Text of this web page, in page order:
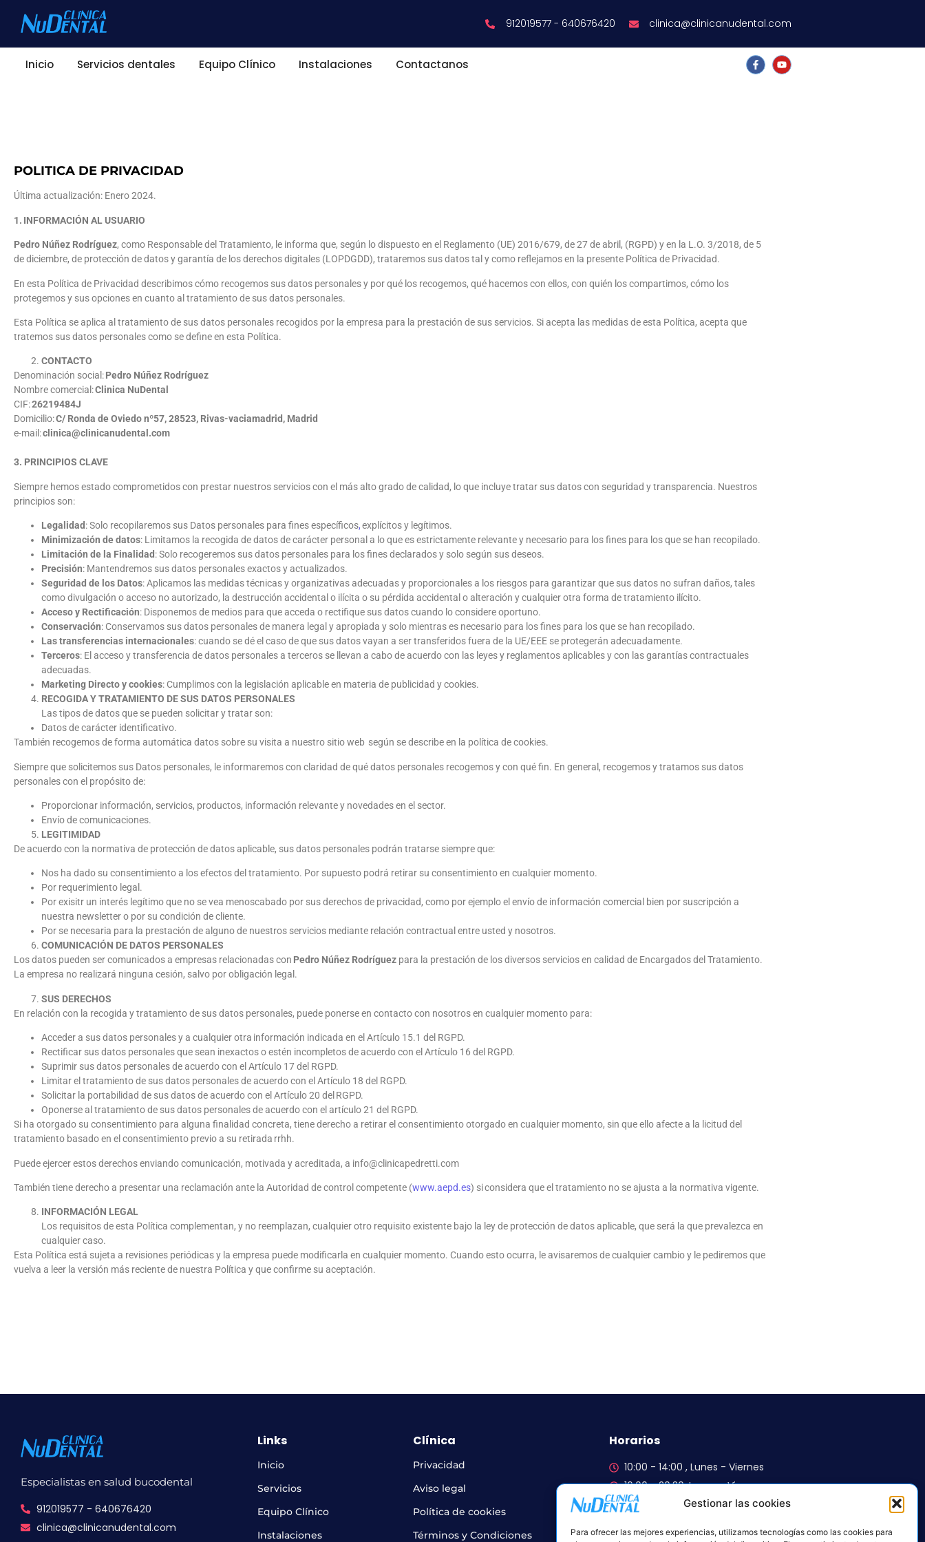
Gestionar las cookies
Para ofrecer las mejores experiencias, utilizamos tecnologías como las cookies para
912019577 - 640676420 clinica@clinicanudental.com
Inicio Servicios dentales Equipo Clínico Instalaciones Contactanos
POLITICA DE PRIVACIDAD
Última actualización: Enero 2024.
1. INFORMACIÓN AL USUARIO
Pedro Núñez Rodríguez, como Responsable del Tratamiento, le informa que, según lo dispuesto en el Reglamento (UE) 2016/679, de 27 de abril, (RGPD) y en la L.O. 3/2018, de 5
de diciembre, de protección de datos y garantía de los derechos digitales (LOPDGDD), trataremos sus datos tal y como reflejamos en la presente Política de Privacidad.
En esta Política de Privacidad describimos cómo recogemos sus datos personales y por qué los recogemos, qué hacemos con ellos, con quién los compartimos, cómo los
protegemos y sus opciones en cuanto al tratamiento de sus datos personales.
Esta Política se aplica al tratamiento de sus datos personales recogidos por la empresa para la prestación de sus servicios. Si acepta las medidas de esta Política, acepta que
tratemos sus datos personales como se define en esta Política.
CONTACTO
Denominación social:Pedro Núñez Rodríguez
Nombre comercial:Clinica NuDental
CIF:26219484J
Domicilio:C/ Ronda de Oviedo nº57, 28523, Rivas-vaciamadrid, Madrid
e-mail:clinica@clinicanudental.com
3. PRINCIPIOS CLAVE
Siempre hemos estado comprometidos con prestar nuestros servicios con el más alto grado de calidad, lo que incluye tratar sus datos con seguridad y transparencia. Nuestros
principios son:
Legalidad : Solo recopilaremos sus Datos personales para fines específicos,explícitos y legítimos.
Minimización de datos: Limitamos la recogida de datos de carácter personal a lo que es estrictamente relevante y necesario para los fines para los que se han recopilado.
Limitación de la Finalidad : Solo recogeremos sus datos personales para los fines declarados y solo según sus deseos.
Precisión: Mantendremos sus datos personales exactos y actualizados.
Seguridad de los Datos: Aplicamos las medidas técnicas y organizativas adecuadas y proporcionales a los riesgos para garantizar que sus datos no sufran daños, tales
como divulgación o acceso no autorizado, la destrucción accidental o ilícita o su pérdida accidental o alteración y cualquier otra forma de tratamiento ilícito.
Acceso y Rectificación: Disponemos de medios para que acceda o rectifique sus datos cuando lo considere oportuno.
Conservación: Conservamos sus datos personales de manera legal y apropiada y solo mientras es necesario para los fines para los que se han recopilado.
Las transferencias internacionales: cuando se dé el caso de que sus datos vayan a ser transferidos fuera de la UE/EEE se protegerán adecuadamente.
Terceros: El acceso y transferencia de datos personales a terceros se llevan a cabo de acuerdo con las leyes y reglamentos aplicables y con las garantías contractuales
adecuadas.
Marketing Directo y cookies: Cumplimos con la legislación aplicable en materia de publicidad y cookies.
RECOGIDA Y TRATAMIENTO DE SUS DATOS PERSONALES
Las tipos de datos que se pueden solicitar y tratar son:
Datos de carácter identificativo.
También recogemos de forma automática datos sobre su visita a nuestro sitio web según se describe en la política de cookies.
Siempre que solicitemos sus Datos personales, le informaremos con claridad de qué datos personales recogemos y con qué fin. En general, recogemos y tratamos sus datos
personales con el propósito de:
Proporcionar información, servicios, productos, información relevante y novedades en el sector.
Envío de comunicaciones.
LEGITIMIDAD
De acuerdo con la normativa de protección de datos aplicable, sus datos personales podrán tratarse siempre que:
Nos ha dado su consentimiento a los efectos del tratamiento. Por supuesto podrá retirar su consentimiento en cualquier momento.
Por requerimiento legal.
Por exisitr un interés legítimo que no se vea menoscabado por sus derechos de privacidad, como por ejemplo el envío de información comercial bien por suscripción a
nuestra newsletter o por su condición de cliente.
Por se necesaria para la prestación de alguno de nuestros servicios mediante relación contractual entre usted y nosotros.
COMUNICACIÓN DE DATOS PERSONALES
Los datos pueden ser comunicados a empresas relacionadas con Pedro Núñez Rodríguez para la prestación de los diversos servicios en calidad de Encargados del Tratamiento.
La empresa no realizará ninguna cesión, salvo por obligación legal.
SUS DERECHOS
En relación con la recogida y tratamiento de sus datos personales, puede ponerse en contacto con nosotros en cualquier momento para:
Acceder a sus datos personales y a cualquier otra información indicada en el Artículo 15.1 del RGPD.
Rectificar sus datos personales que sean inexactos o estén incompletos de acuerdo con el Artículo 16 del RGPD.
Suprimir sus datos personales de acuerdo con el Artículo 17 del RGPD.
Limitar el tratamiento de sus datos personales de acuerdo con el Artículo 18 del RGPD.
Solicitar la portabilidad de sus datos de acuerdo con el Artículo 20 del RGPD.
Oponerse al tratamiento de sus datos personales de acuerdo con el artículo 21 del RGPD.
Si ha otorgado su consentimiento para alguna finalidad concreta, tiene derecho a retirar el consentimiento otorgado en cualquier momento, sin que ello afecte a la licitud del
tratamiento basado en el consentimiento previo a su retirada rrhh.
Puede ejercer estos derechos enviando comunicación, motivada y acreditada, a info@clinicapedretti.com
También tiene derecho a presentar una reclamación ante la Autoridad de control competente (www.aepd.es) si considera que el tratamiento no se ajusta a la normativa vigente.
INFORMACIÓN LEGAL
Los requisitos de esta Política complementan, y no reemplazan, cualquier otro requisito existente bajo la ley de protección de datos aplicable, que será la que prevalezca en
cualquier caso.
Esta Política está sujeta a revisiones periódicas y la empresa puede modificarla en cualquier momento. Cuando esto ocurra, le avisaremos de cualquier cambio y le pediremos que
vuelva a leer la versión más reciente de nuestra Política y que confirme su aceptación.
Especialistas en salud bucodental
912019577 - 640676420
clinica@clinicanudental.com
Links
Inicio
Servicios
Equipo Clínico
Instalaciones
Clínica
Privacidad
Aviso legal
Política de cookies
Términos y Condiciones
Horarios
10:00 - 14:00 , Lunes - Viernes
16:00 - 20:30, Lunes - Viernes
Para solicitar una cita u otra
consulta, clic en el siguiente boton